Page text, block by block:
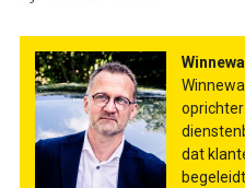
oprichter
dat